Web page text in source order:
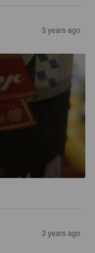
3 years ago
3 years ago